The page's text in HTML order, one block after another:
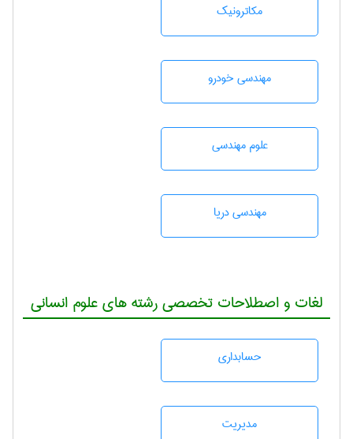
مکاترونیک
مهندسی خودرو
علوم مهندسی
مهندسی دریا
لغات و اصطلاحات تخصصی رشته های علوم انسانی
حسابداری
مديريت